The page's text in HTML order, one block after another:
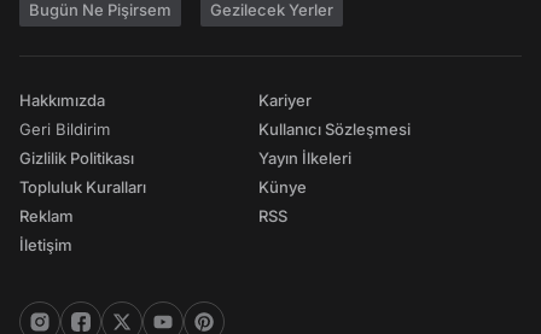
Bugün Ne Pişirsem Gezilecek Yerler
Hakkımızda
Geri Bildirim
Gizlilik Politikası
Topluluk Kuralları
Reklam
İletişim
Kariyer
Kullanıcı Sözleşmesi
Yayın İlkeleri
Künye
RSS